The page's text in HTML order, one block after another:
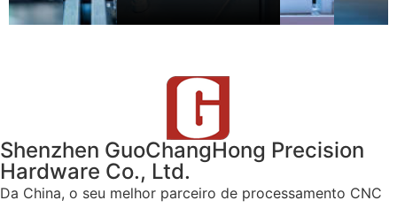
Shenzhen GuoChangHong Precision
Hardware Co., Ltd.
Da China, o seu melhor parceiro de processamento CNC